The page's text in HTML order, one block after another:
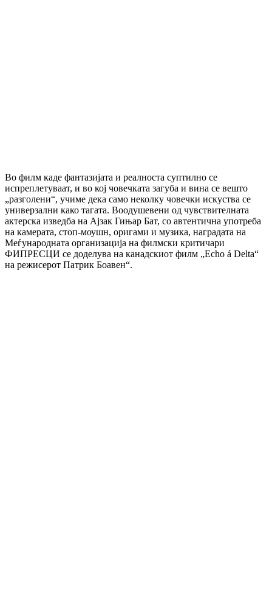
Во филм каде фантазијата и реалноста суптилно се
испреплетуваат, и во кој човечката загуба и вина се вешто
„разголени“, учиме дека само неколку човечки искуства се
универзални како тагата. Воодушевени од чувствителната
актерска изведба на Ајзак Гињар Бат, со автентична употреба
на камерата, стоп-моушн, ​​оригами и музика, наградата на
Меѓународната организација на филмски критичари
ФИПРЕСЦИ се доделува на канадскиот филм „Echo á Delta“
на режисерот Патрик Боавен“.